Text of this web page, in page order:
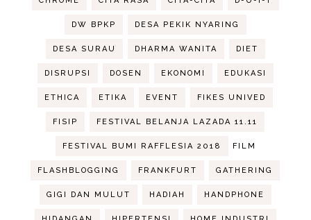
DW BPKP DESA PEKIK NYARING
DESA SURAU DHARMA WANITA DIET
DISRUPSI DOSEN EKONOMI EDUKASI
ETHICA ETIKA EVENT FIKES UNIVED
FISIP FESTIVAL BELANJA LAZADA 11.11
FESTIVAL BUMI RAFFLESIA 2018 FILM
FLASHBLOGGING FRANKFURT GATHERING
GIGI DAN MULUT HADIAH HANDPHONE